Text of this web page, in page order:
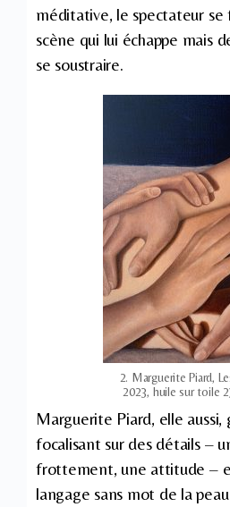
méditative, le spectateur se
scène qui lui échappe mais
se soustraire.
2. Marguerite Piard,
2023, huile sur toile
Marguerite Piard, elle aussi,
focalisant sur des détails –
frottement, une attitude –
langage sans mot de la